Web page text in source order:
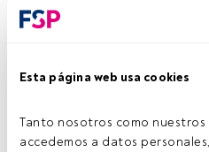
Esta página web usa cookies
Tanto nosotros como nuestros
accedemos a datos
Kamil Molendys, Unsplash
Tiempo lectura: 2 min.